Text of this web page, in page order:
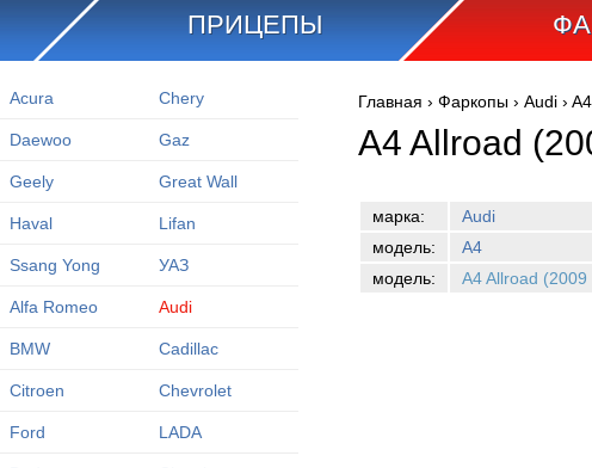
ПРИЦЕПЫ
Acura Chery
Daewoo Gaz
Geely Great Wall
Haval Lifan
Ssang Yong УАЗ
Alfa Romeo Audi
BMW Cadillac
Citroen Chevrolet
Ford LADA
Вы здесь
Главная › Фаркопы › Audi › A4
A4 Allroad
марка:
Audi
модель:
A4
модель:
A4 Allroad (2009